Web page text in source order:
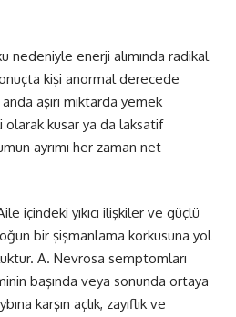
enerji alımında radikal
kişi anormal derecede
aşırı miktarda yemek
kusar ya da laksatif
ayrımı her zaman net
içindeki yıkıcı ilişkiler ve güçlü
bir şişmanlama korkusuna yol
A. Nevrosa semptomları
başında veya sonunda ortaya
karşın açlık, zayıflık ve